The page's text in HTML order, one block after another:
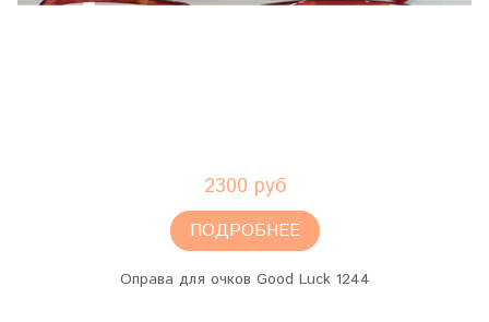
2300 руб
ПОДРОБНЕЕ
Оправа для очков Good Luck 1244